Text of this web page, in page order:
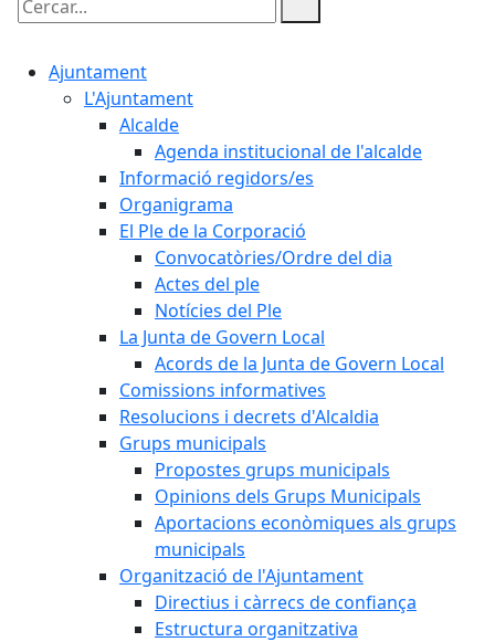
Cercar:
Ajuntament
L'Ajuntament
Alcalde
Agenda institucional de l'alcalde
Informació regidors/es
Organigrama
El Ple de la Corporació
Convocatòries/Ordre del dia
Actes del ple
Notícies del Ple
La Junta de Govern Local
Acords de la Junta de Govern Local
Comissions informatives
Resolucions i decrets d'Alcaldia
Grups municipals
Propostes grups municipals
Opinions dels Grups Municipals
Aportacions econòmiques als grups
municipals
Organització de l'Ajuntament
Directius i càrrecs de confiança
Estructura organitzativa